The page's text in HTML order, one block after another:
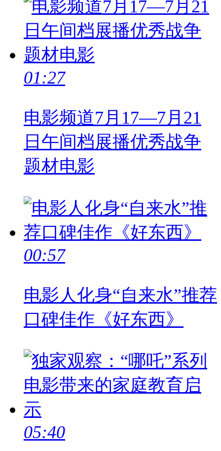
01:27
电影频道7月17—7月21
日午间档展播优秀战争
题材电影
00:57
电影人化身“自来水”推荐
口碑佳作《好东西》
05:40